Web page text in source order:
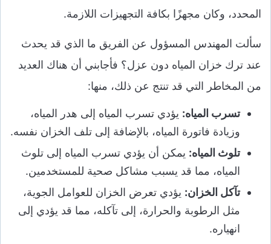
المحدد، وكان مجهزًا بكافة التجهيزات اللازمة.
سألت المهندس المسؤول عن الفريق ما الذي قد يحدث
عند ترك خزان المياه دون عزل؟ فأجابني أن هناك العديد
من المخاطر التي قد تنتج عن ذلك، منها:
تسرب المياه: يؤدي تسرب المياه إلى هدر المياه،
وزيادة فاتورة المياه، بالإضافة إلى تلف الخزان نفسه.
تلوث المياه: يمكن أن يؤدي تسرب المياه إلى تلوث
المياه، مما قد يسبب مشاكل صحية للمستخدمين.
تآكل الخزان: يؤدي تعرض الخزان للعوامل الجوية،
مثل الرطوبة والحرارة، إلى تآكله، مما قد يؤدي إلى
انهياره.